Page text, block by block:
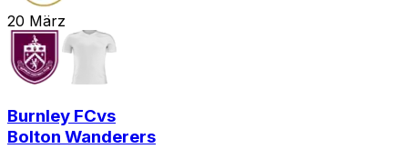
20 März
Burnley FCvs
Bolton Wanderers